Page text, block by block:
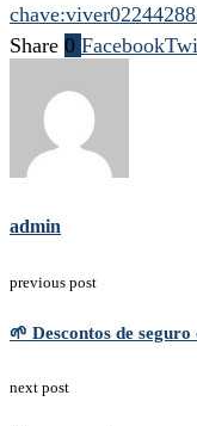
chave:viver
Share 0 Facebook
admin
previous post
🌱 Descontos de
next post